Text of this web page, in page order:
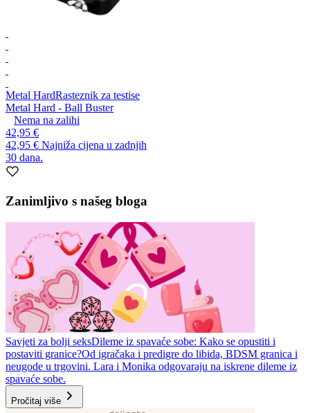
Metal HardRasteznik za testise
Metal Hard - Ball Buster
Nema na zalihi
42,95 €
42,95 € Najniža cijena u zadnjih
30 dana.
Zanimljivo s našeg bloga
Savjeti za bolji seksDileme iz spavaće sobe: Kako se opustiti i
postaviti granice?Od igračaka i predigre do libida, BDSM granica i
neugode u trgovini. Lara i Monika odgovaraju na iskrene dileme iz
spavaće sobe.
Pročitaj više